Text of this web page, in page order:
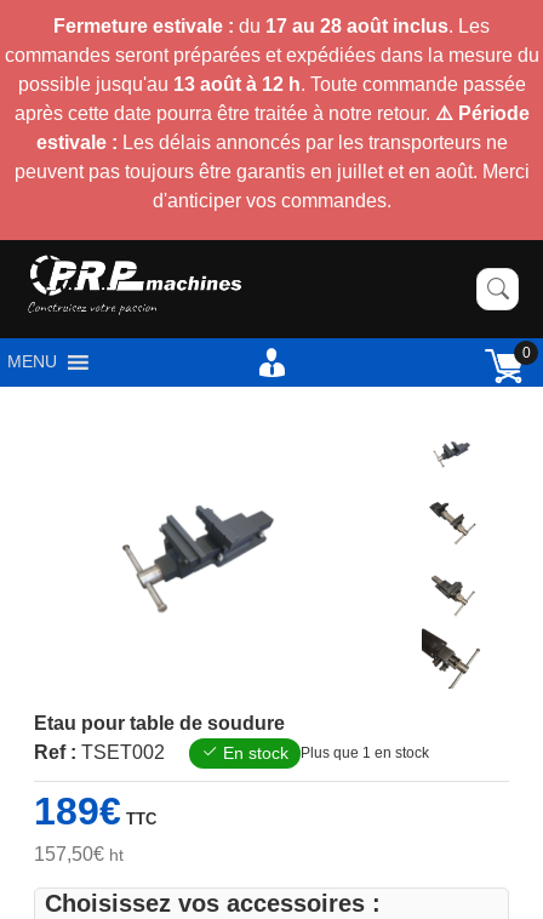
Fermeture estivale : du 17 au 28 août inclus. Les
commandes seront préparées et expédiées dans la mesure du
possible jusqu'au 13 août à 12 h. Toute commande passée
après cette date pourra être traitée à notre retour. ⚠️ Période
estivale : Les délais annoncés par les transporteurs ne
peuvent pas toujours être garantis en juillet et en août. Merci
d'anticiper vos commandes.
MENU 0
Etau pour table de soudure
Ref : TSET002 En stock Plus que 1 en stock
189€ TTC
157,50€ht
Choisissez vos accessoires :